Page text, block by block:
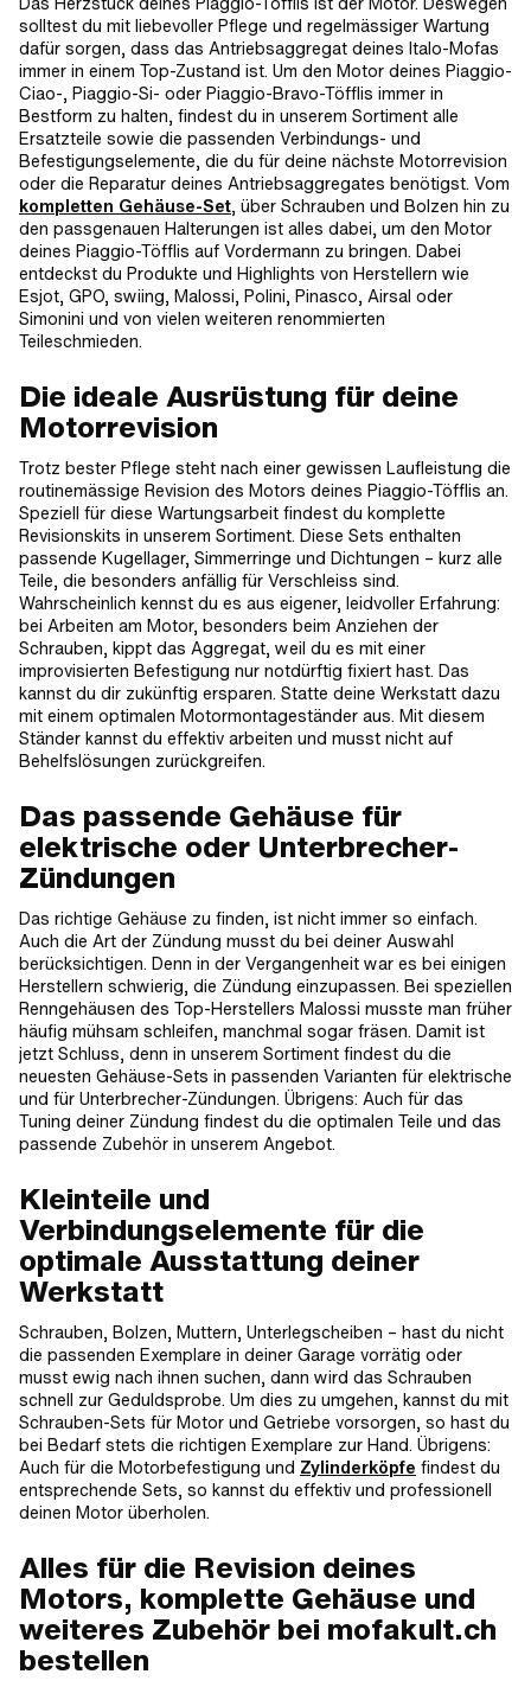
solltest du mit liebevoller Pflege und regelmässiger Wartung
dafür sorgen, dass das Antriebsaggregat deines Italo-Mofas
immer in einem Top-Zustand ist. Um den Motor deines Piaggio-
Ciao-, Piaggio-Si- oder Piaggio-Bravo-Töfflis immer in
Bestform zu halten, findest du in unserem Sortiment alle
Ersatzteile sowie die passenden Verbindungs- und
Befestigungselemente, die du für deine nächste Motorrevision
oder die Reparatur deines Antriebsaggregates benötigst. Vom
kompletten Gehäuse-Set, über Schrauben und Bolzen hin zu
den passgenauen Halterungen ist alles dabei, um den Motor
deines Piaggio-Töfflis auf Vordermann zu bringen. Dabei
entdeckst du Produkte und Highlights von Herstellern wie
Esjot, GPO, swiing, Malossi, Polini, Pinasco, Airsal oder
Simonini und von vielen weiteren renommierten
Teileschmieden.
Die ideale Ausrüstung für deine
Motorrevision
Trotz bester Pflege steht nach einer gewissen Laufleistung die
routinemässige Revision des Motors deines Piaggio-Töfflis an.
Speziell für diese Wartungsarbeit findest du komplette
Revisionskits in unserem Sortiment. Diese Sets enthalten
passende Kugellager, Simmerringe und Dichtungen – kurz alle
Teile, die besonders anfällig für Verschleiss sind.
Wahrscheinlich kennst du es aus eigener, leidvoller Erfahrung:
bei Arbeiten am Motor, besonders beim Anziehen der
Schrauben, kippt das Aggregat, weil du es mit einer
improvisierten Befestigung nur notdürftig fixiert hast. Das
kannst du dir zukünftig ersparen. Statte deine Werkstatt dazu
mit einem optimalen Motormontageständer aus. Mit diesem
Ständer kannst du effektiv arbeiten und musst nicht auf
Behelfslösungen zurückgreifen.
Das passende Gehäuse für
elektrische oder Unterbrecher-
Zündungen
Das richtige Gehäuse zu finden, ist nicht immer so einfach.
Auch die Art der Zündung musst du bei deiner Auswahl
berücksichtigen. Denn in der Vergangenheit war es bei einigen
Herstellern schwierig, die Zündung einzupassen. Bei speziellen
Renngehäusen des Top-Herstellers Malossi musste man früher
häufig mühsam schleifen, manchmal sogar fräsen. Damit ist
jetzt Schluss, denn in unserem Sortiment findest du die
neuesten Gehäuse-Sets in passenden Varianten für elektrische
und für Unterbrecher-Zündungen. Übrigens: Auch für das
Tuning deiner Zündung findest du die optimalen Teile und das
passende Zubehör in unserem Angebot.
Kleinteile und
Verbindungselemente für die
optimale Ausstattung deiner
Werkstatt
Schrauben, Bolzen, Muttern, Unterlegscheiben – hast du nicht
die passenden Exemplare in deiner Garage vorrätig oder
musst ewig nach ihnen suchen, dann wird das Schrauben
schnell zur Geduldsprobe. Um dies zu umgehen, kannst du mit
Schrauben-Sets für Motor und Getriebe vorsorgen, so hast du
bei Bedarf stets die richtigen Exemplare zur Hand. Übrigens:
Auch für die Motorbefestigung und Zylinderköpfe findest du
entsprechende Sets, so kannst du effektiv und professionell
deinen Motor überholen.
Alles für die Revision deines
Motors, komplette Gehäuse und
weiteres Zubehör bei mofakult.ch
bestellen